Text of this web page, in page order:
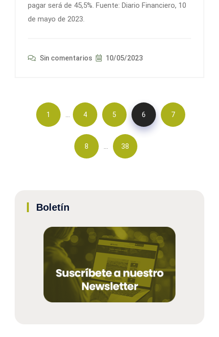
pagar será de 45,5%. Fuente: Diario Financiero, 10
de mayo de 2023.
Sin comentarios 10/05/2023
1 … 4 5 6 7
8 … 38
Boletín